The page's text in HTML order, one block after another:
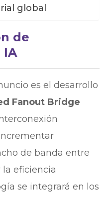
global
de
IA
es el desarrollo
Fanout Bridge
de banda entre
eficiencia
se integrará en los